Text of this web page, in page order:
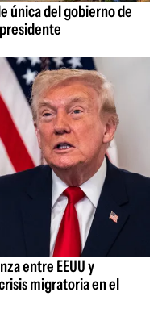
única del gobierno de
entre EEUU y
migratoria en el